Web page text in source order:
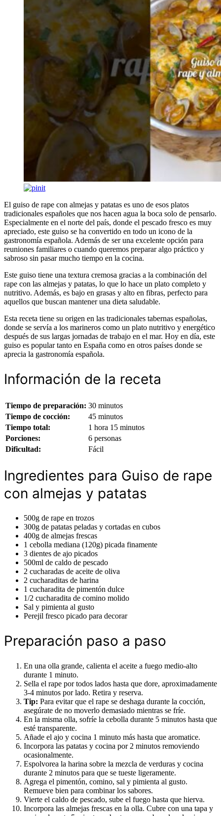
El guiso de rape con almejas y patatas es uno de esos platos
tradicionales españoles que nos hacen agua la boca solo de pensarlo.
Especialmente en el norte del país, donde el pescado fresco es muy
apreciado, este guiso se ha convertido en todo un icono de la
gastronomía española. Además de ser una excelente opción para
reuniones familiares o cuando queremos preparar algo práctico y
sabroso sin pasar mucho tiempo en la cocina.
Este guiso tiene una textura cremosa gracias a la combinación del
rape con las almejas y patatas, lo que lo hace un plato completo y
nutritivo. Además, es bajo en grasas y alto en fibras, perfecto para
aquellos que buscan mantener una dieta saludable.
Esta receta tiene su origen en las tradicionales tabernas españolas,
donde se servía a los marineros como un plato nutritivo y energético
después de sus largas jornadas de trabajo en el mar. Hoy en día, este
guiso es popular tanto en España como en otros países donde se
aprecia la gastronomía española.
Información de la receta
Tiempo de preparación: 30 minutos
Tiempo de cocción:
45 minutos
Tiempo total:
1 hora 15 minutos
Porciones:
6 personas
Dificultad:
Fácil
Ingredientes para Guiso de rape
con almejas y patatas
500g de rape en trozos
300g de patatas peladas y cortadas en cubos
400g de almejas frescas
1 cebolla mediana (120g) picada finamente
3 dientes de ajo picados
500ml de caldo de pescado
2 cucharadas de aceite de oliva
2 cucharaditas de harina
1 cucharadita de pimentón dulce
1/2 cucharadita de comino molido
Sal y pimienta al gusto
Perejil fresco picado para decorar
Preparación paso a paso
En una olla grande, calienta el aceite a fuego medio-alto
durante 1 minuto.
Sella el rape por todos lados hasta que dore, aproximadamente
3-4 minutos por lado. Retira y reserva.
Tip: Para evitar que el rape se deshaga durante la cocción,
asegúrate de no moverlo demasiado mientras se fríe.
En la misma olla, sofríe la cebolla durante 5 minutos hasta que
esté transparente.
Añade el ajo y cocina 1 minuto más hasta que aromatice.
Incorpora las patatas y cocina por 2 minutos removiendo
ocasionalmente.
Espolvorea la harina sobre la mezcla de verduras y cocina
durante 2 minutos para que se tueste ligeramente.
Agrega el pimentón, comino, sal y pimienta al gusto.
Remueve bien para combinar los sabores.
Vierte el caldo de pescado, sube el fuego hasta que hierva.
Incorpora las almejas frescas en la olla. Cubre con una tapa y